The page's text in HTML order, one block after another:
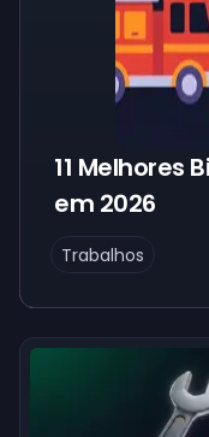
11 Melhores
em 2026
Trabalhos